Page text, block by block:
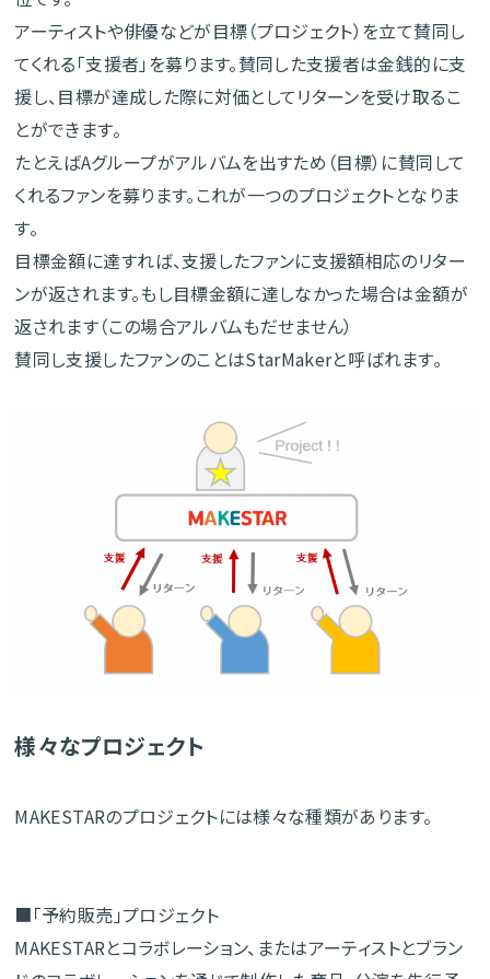
アーティストや俳優などが目標（プロジェクト）を立て賛同し
てくれる「支援者」を募ります。賛同した支援者は金銭的に支
援し、目標が達成した際に対価としてリターンを受け取るこ
とができます。
たとえばAグループがアルバムを出すため（目標）に賛同して
くれるファンを募ります。これが一つのプロジェクトとなりま
す。
目標金額に達すれば、支援したファンに支援額相応のリター
ンが返されます。もし目標金額に達しなかった場合は金額が
返されます（この場合アルバムもだせません）
賛同し支援したファンのことはStarMakerと呼ばれます。
様々なプロジェクト
MAKESTARのプロジェクトには様々な種類があります。
■「予約販売」プロジェクト
MAKESTARとコラボレーション、またはアーティストとブラン